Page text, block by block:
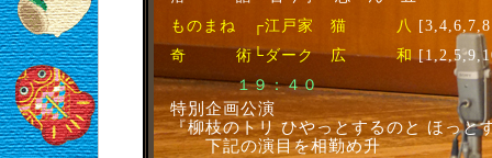
ものまね ┌江戸家 猫 八
奇 術└ダーク 広 和
１９：４０
特別企画公演
『柳枝のトリ ひやっとするのと ほっと
下記の演目を相勤め升